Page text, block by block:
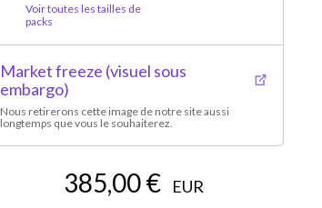
Voir toutes les tailles de
packs
Market freeze (visuel sous
embargo)
Nous retirerons cette image de notre site aussi
longtemps que vous le souhaiterez.
385,00 € EUR